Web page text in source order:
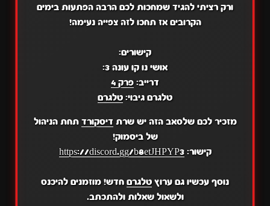
ורק רציתי להגיד שמחכות לכם הרבה הפתעות בימים
הקרובים אז תחכו לזה צפייה נעימה!
קישורים:
אושי נו קו עונה 3:
דרייב: פרק 4
טלגרם גיבוי:טלגרם
מזכיר לכם שלסאב הזה יש שרת דיסקורד תחת הניהול
של ביסמוק!
קישור:https://discord.gg/b8etJHPYP3
נוסף עכשיו גם ערוץטלגרםחדש! מוזמנים להיכנס
ולשאול שאלות ולהתכתב.